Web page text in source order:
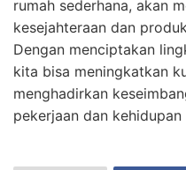
rumah sederhana, akan
kesejahteraan dan
Dengan menciptakan
kita bisa meningkatkan
menghadirkan
pekerjaan dan